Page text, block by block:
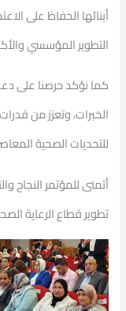
أبنائها الحفاظ على
التطوير المؤسسي
كما نؤكد حرصنا على
الخبرات، وتعزز من
للتحديات الصحية
أتمنى للمؤتمر النجاح
تطوير قطاع الرعاية